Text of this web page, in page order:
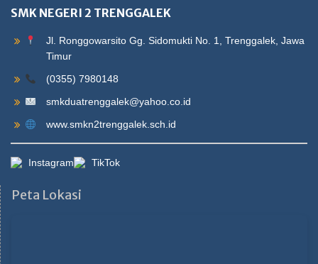
SMK NEGERI 2 TRENGGALEK
Jl. Ronggowarsito Gg. Sidomukti No. 1, Trenggalek, Jawa
Timur
(0355) 7980148
smkduatrenggalek@yahoo.co.id
www.smkn2trenggalek.sch.id
Instagram TikTok
Peta Lokasi